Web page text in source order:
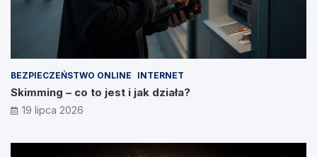
BEZPIECZEŃSTWO ONLINE INTERNET
Skimming – co to jest i jak działa?
19 lipca 2026